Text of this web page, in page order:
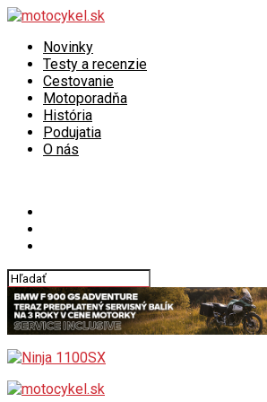
Novinky
Testy a recenzie
Cestovanie
Motoporadňa
História
Podujatia
O nás